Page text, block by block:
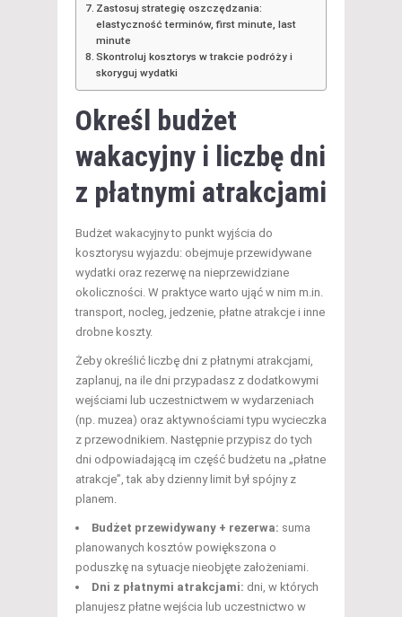
Zastosuj strategię oszczędzania:
elastyczność terminów, first minute, last
minute
Skontroluj kosztorys w trakcie podróży i
skoryguj wydatki
Określ budżet
wakacyjny i liczbę dni
z płatnymi atrakcjami
Budżet wakacyjny to punkt wyjścia do
kosztorysu wyjazdu: obejmuje przewidywane
wydatki oraz rezerwę na nieprzewidziane
okoliczności. W praktyce warto ująć w nim m.in.
transport, nocleg, jedzenie, płatne atrakcje i inne
drobne koszty.
Żeby określić liczbę dni z płatnymi atrakcjami,
zaplanuj, na ile dni przypadasz z dodatkowymi
wejściami lub uczestnictwem w wydarzeniach
(np. muzea) oraz aktywnościami typu wycieczka
z przewodnikiem. Następnie przypisz do tych
dni odpowiadającą im część budżetu na „płatne
atrakcje”, tak aby dzienny limit był spójny z
planem.
Budżet przewidywany + rezerwa: suma
planowanych kosztów powiększona o
poduszkę na sytuacje nieobjęte założeniami.
Dni z płatnymi atrakcjami: dni, w których
planujesz płatne wejścia lub uczestnictwo w